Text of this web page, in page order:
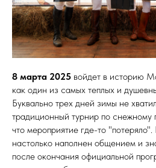
8 марта 2025 войдет в историю
как один из самых теплых и
Буквально трех дней зимы не
традиционный турнир по снежному
что мероприятие где-то
настолько наполнен общением и
после окончания официальной